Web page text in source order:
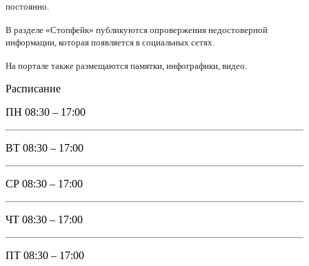
постоянно.
В разделе «Стопфейк» публикуются опровержения недостоверной
информации, которая появляется в социальных сетях.
На портале также размещаются памятки, инфографики, видео.
Расписание
ПН 08:30 – 17:00
ВТ 08:30 – 17:00
СР 08:30 – 17:00
ЧТ 08:30 – 17:00
ПТ 08:30 – 17:00